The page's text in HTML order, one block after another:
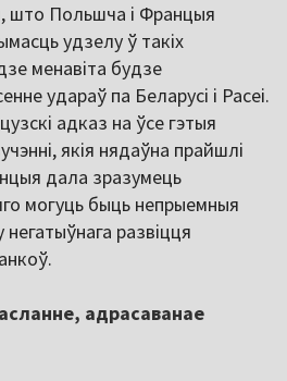
што Польшча і Францыя
удзелу ў такіх
менавіта будзе
удараў па Беларусі і Расеі.
адказ на ўсе гэтыя
якія нядаўна прайшлі
дала зразумець
могуць быць непрыемныя
развіцця
адрасаванае